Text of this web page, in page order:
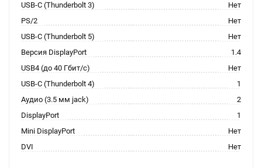
USB-C (Thunderbolt 3)
Нет
PS/2
Нет
USB-C (Thunderbolt 5)
Нет
Версия DisplayPort
1.4
USB4 (до 40 Гбит/с)
Нет
USB-C (Thunderbolt 4)
1
Аудио (3.5 мм jack)
2
DisplayPort
1
Mini DisplayPort
Нет
DVI
Нет